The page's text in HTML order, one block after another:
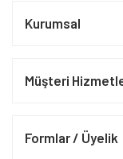
Kurumsal
Müşteri
Formlar / Üyelik